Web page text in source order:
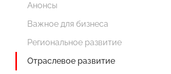
Анонсы
Важное для бизнеса
Региональное развитие
Отраслевое развитие